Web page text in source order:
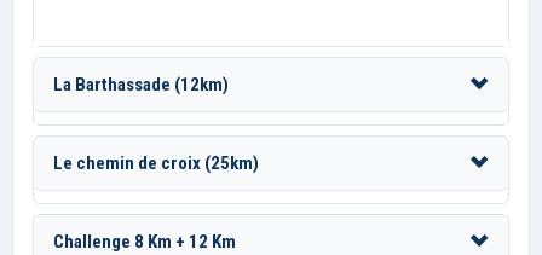
La Barthassade (12km)
Le chemin de croix (25km)
Challenge 8 Km + 12 Km